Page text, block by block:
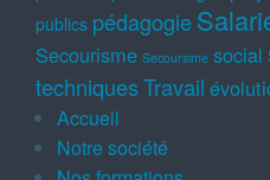
publics pédagogie
Secourisme Secoursime social
techniquesTravail
Accueil
Notre société